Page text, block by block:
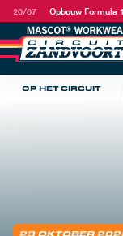
20/07 Opbouw Formula
OP HET CIRCUIT
23 OKTOBER